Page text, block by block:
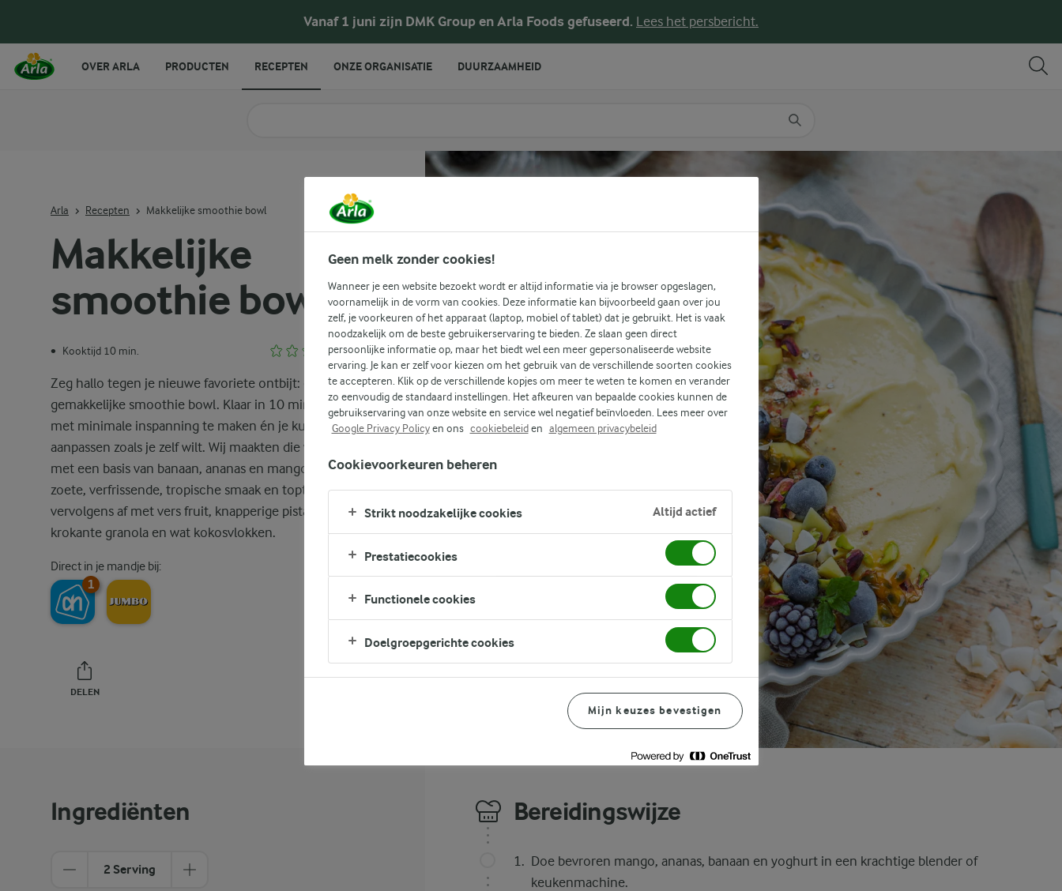
Vanaf 1 juni zijn DMK Group en Arla Foods gefuseerd. Lees het persbericht.
Makkelijke
smoothie bowl
• Kooktijd 10 min. (0)
Zeg hallo tegen je nieuwe favoriete ontbijt: een
gemakkelijke smoothie bowl. Klaar in 10 minuten en
met minimale inspanning te maken én je kunt hem
aanpassen zoals je zelf wilt. Wij maakten die van ons
met een basis van banaan, ananas en mango voor een
zoete, verfrissende, tropische smaak en topte hem
vervolgens af met vers fruit, knapperige pistachenoten,
krokante granola en wat kokosvlokken.
Direct in je mandje bij:
1
DELEN
Arla Recepten Makkelijke smoothie bowl
Ingrediënten
2 Serving
Bereidingswijze
Doe bevroren mango, ananas, banaan en yoghurt in een krachtige blender of
keukenmachine.
OVER ARLA PRODUCTEN RECEPTEN ONZE ORGANISATIE DUURZAAMHEID
Geen melk zonder cookies!
Wanneer je een website bezoekt wordt er altijd informatie via je browser opgeslagen,
voornamelijk in de vorm van cookies. Deze informatie kan bijvoorbeeld gaan over jou
zelf, je voorkeuren of het apparaat (laptop, mobiel of tablet) dat je gebruikt. Het is vaak
noodzakelijk om de beste gebruikerservaring te bieden. Ze slaan geen direct
persoonlijke informatie op, maar het biedt wel een meer gepersonaliseerde website
ervaring. Je kan er zelf voor kiezen om het gebruik van de verschillende soorten cookies
te accepteren. Klik op de verschillende kopjes om meer te weten te komen en verander
zo eenvoudig de standaard instellingen. Het afkeuren van bepaalde cookies kunnen de
gebruikservaring van onze website en service wel negatief beïnvloeden. Lees meer over
Google Privacy Policyen ons cookiebeleiden algemeen privacybeleid
Cookievoorkeuren beheren
Strikt noodzakelijke cookies Altijd actief
Prestatiecookies
Functionele cookies
Doelgroepgerichte cookies
Mijn keuzes bevestigen